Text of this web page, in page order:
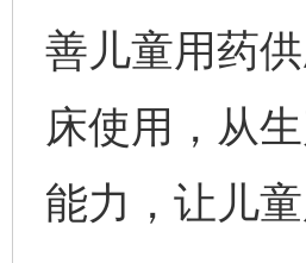
善儿童用药
床使用，从
能力，让儿